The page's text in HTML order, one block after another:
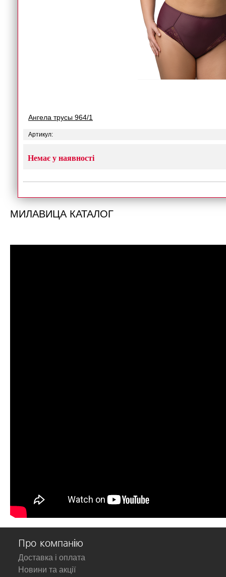
Ангела трусы 964/1
Артикул:
Немає у наявності
МИЛАВИЦА КАТАЛОГ
Про компанію
Доставка і оплата
Новини та акції